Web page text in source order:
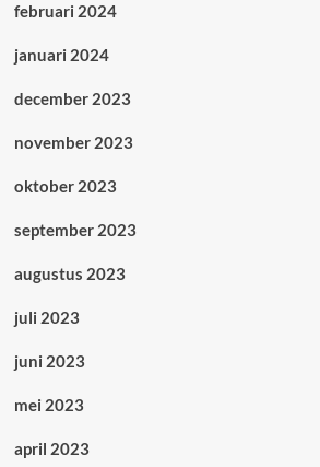
februari 2024
januari 2024
december 2023
november 2023
oktober 2023
september 2023
augustus 2023
juli 2023
juni 2023
mei 2023
april 2023